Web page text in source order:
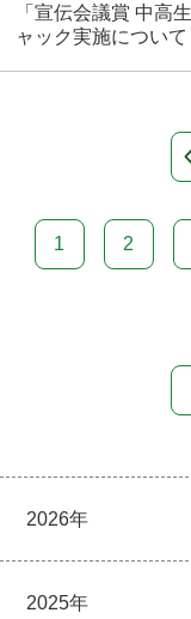
「宣伝会議賞 中高
ャック実施について
1 2
2026年
2025年